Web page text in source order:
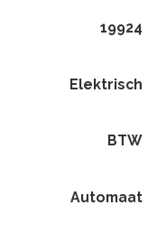
19924
Elektrisch
BTW
Automaat